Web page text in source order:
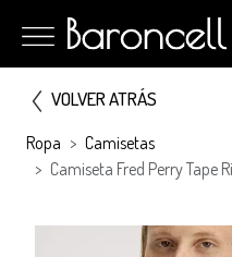
VOLVER ATRÁS
Ropa
Camisetas
Camiseta Fred Perry Tape